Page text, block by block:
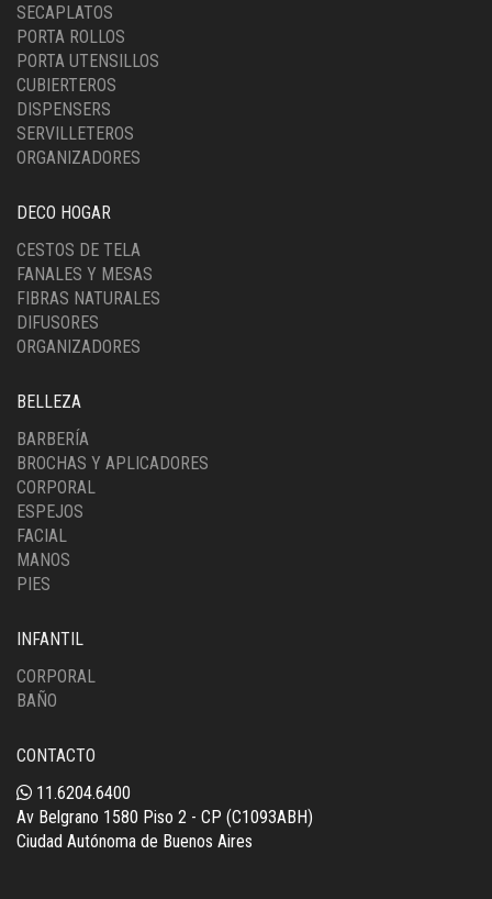
SECAPLATOS
PORTA ROLLOS
PORTA UTENSILLOS
CUBIERTEROS
DISPENSERS
SERVILLETEROS
ORGANIZADORES
DECO HOGAR
CESTOS DE TELA
FANALES Y MESAS
FIBRAS NATURALES
DIFUSORES
ORGANIZADORES
BELLEZA
BARBERÍA
BROCHAS Y APLICADORES
CORPORAL
ESPEJOS
FACIAL
MANOS
PIES
INFANTIL
CORPORAL
BAÑO
CONTACTO
11.6204.6400
Av Belgrano 1580 Piso 2 - CP (C1093ABH)
Ciudad Autónoma de Buenos Aires